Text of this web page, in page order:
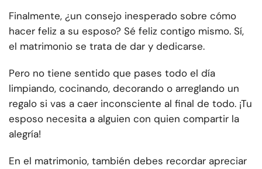
Finalmente, ¿un consejo inesperado sobre cómo
hacer feliz a su esposo? Sé feliz contigo mismo. Sí,
el matrimonio se trata de dar y dedicarse.
Pero no tiene sentido que pases todo el día
limpiando, cocinando, decorando o arreglando un
regalo si vas a caer inconsciente al final de todo. ¡Tu
esposo necesita a alguien con quien compartir la
alegría!
En el matrimonio, también debes recordar apreciar